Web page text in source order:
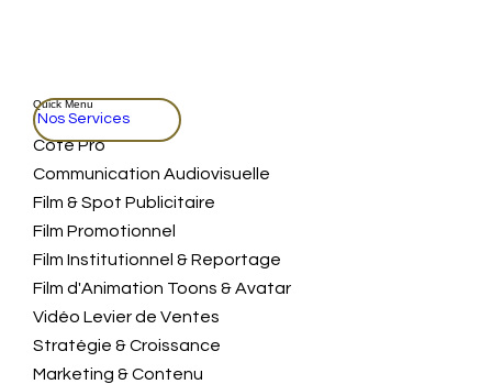
Quick Menu
Coté Pro
Communication Audiovisuelle
Film & Spot Publicitaire
Film Promotionnel
Film Institutionnel & Reportage
Film d'Animation Toons & Avatar
Vidéo Levier de Ventes
Stratégie & Croissance
Marketing & Contenu
Nos Services